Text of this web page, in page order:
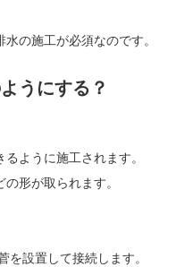
の施工が必須なのです。
うにする？
ように施工されます。
形が取られます。
を設置して接続します。